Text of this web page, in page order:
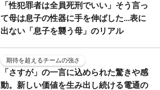
「性犯罪者は全員死刑でいい」そう言っ
て母は息子の性器に手を伸ばした...表に
出ない「息子を襲う母」のリアル
期待を超えるチームの強さ
「さすが」の一言に込められた驚きや感
動。新しい価値を生み出し続ける電通の